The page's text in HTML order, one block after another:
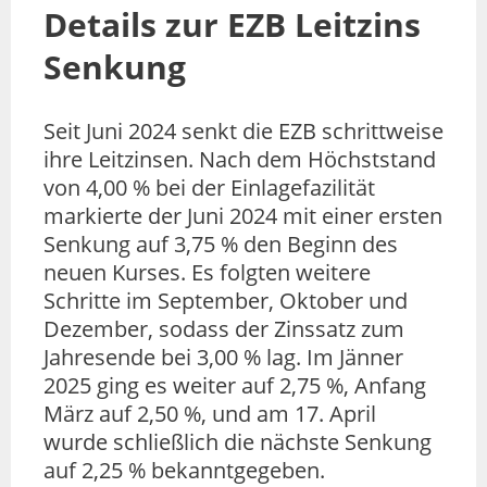
Details zur EZB Leitzins
Senkung
Seit Juni 2024 senkt die EZB schrittweise
ihre Leitzinsen. Nach dem Höchststand
von 4,00 % bei der Einlagefazilität
markierte der Juni 2024 mit einer ersten
Senkung auf 3,75 % den Beginn des
neuen Kurses. Es folgten weitere
Schritte im September, Oktober und
Dezember, sodass der Zinssatz zum
Jahresende bei 3,00 % lag. Im Jänner
2025 ging es weiter auf 2,75 %, Anfang
März auf 2,50 %, und am 17. April
wurde schließlich die nächste Senkung
auf 2,25 % bekanntgegeben.